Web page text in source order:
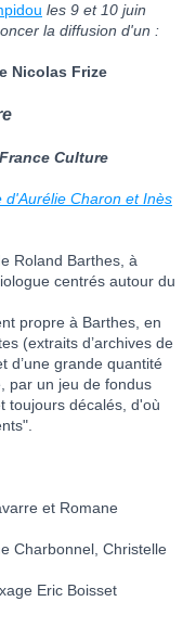
les 9 et 10 juin
la diffusion d'un :
Nicolas Frize
Culture
d'Aurélie Charon et Inès
Roland Barthes, à
centrés autour du
propre à Barthes, en
(extraits d’archives de
d’une grande quantité
par un jeu de fondus
toujours décalés, d'où
et Romane
Charbonnel, Christelle
Eric Boisset